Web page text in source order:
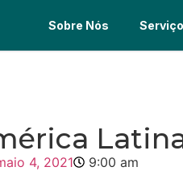
Sobre Nós
4, 2021
9:00 am